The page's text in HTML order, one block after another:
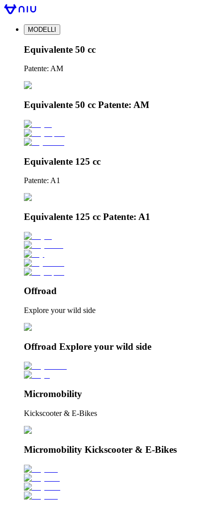
MODELLI
Equivalente 50 cc
Patente: AM
Equivalente 50 cc Patente: AM
Equivalente 125 cc
Patente: A1
Equivalente 125 cc Patente: A1
Offroad
Explore your wild side
Offroad Explore your wild side
Micromobility
Kickscooter & E-Bikes
Micromobility Kickscooter & E-Bikes